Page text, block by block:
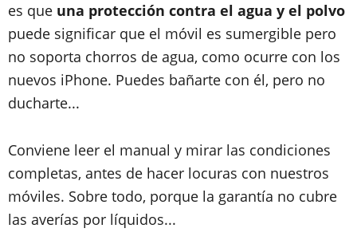
es que una protección contra el agua y el polvo
puede significar que el móvil es sumergible pero
no soporta chorros de agua, como ocurre con los
nuevos iPhone. Puedes bañarte con él, pero no
ducharte...
Conviene leer el manual y mirar las condiciones
completas, antes de hacer locuras con nuestros
móviles. Sobre todo, porque la garantía no cubre
las averías por líquidos...